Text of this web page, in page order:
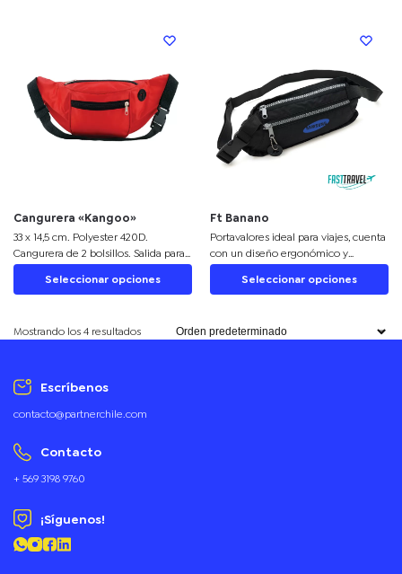
Cangurera «Kangoo»
33 x 14,5 cm. Polyester 420D.
Cangurera de 2 bolsillos. Salida para
audífonos. Correa ajustable con
herrajes plásticos. Cierres metálicos.
Seleccionar opciones
Ft Banano
Portavalores ideal para viajes, cuenta
con un diseño ergonómico y
deportivo para poder trasladar con
seguridad tus valores. Desarrollada
panel frontal. Medidas: 30 x 13 cm.
Seleccionar opciones
Mostrando los 4 resultados
Escríbenos
contacto@partnerchile.com
Contacto
+ 569 3198 9760
¡Síguenos!